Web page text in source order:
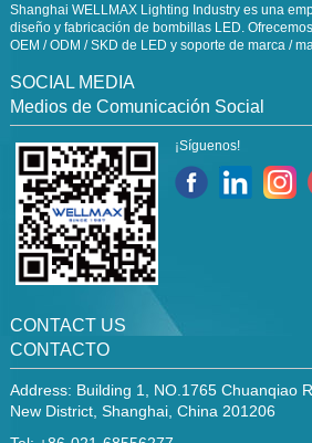
Shanghai WELLMAX Lighting Industry es una
diseño y fabricación de bombillas LED.
OEM / ODM / SKD de LED y soporte de marca /
SOCIAL MEDIA
Medios de Comunicación Social
¡Síguenos!
CONTACT US
CONTACTO
Address: Building 1, NO.1765 Chuanqiao
New District, Shanghai, China 201206